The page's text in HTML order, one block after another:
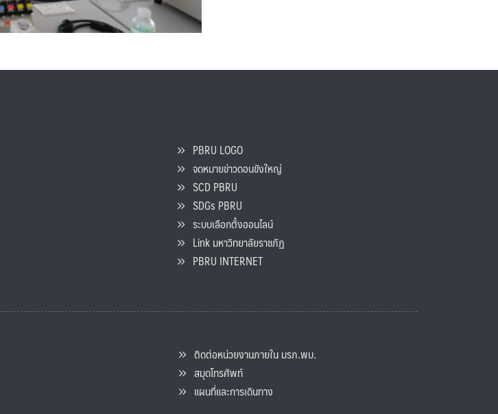
PBRU LOGO
จดหมายข่าวดอนขังใหญ่
SCD PBRU
SDGs PBRU
ระบบเลือกตั้งออนไลน์
Link มหาวิทยาลัยราชภัฏ
PBRU INTERNET
ติดต่อหน่วยงานภายใน มรภ.พบ.
สมุดโทรศัพท์
แผนที่และการเดินทาง